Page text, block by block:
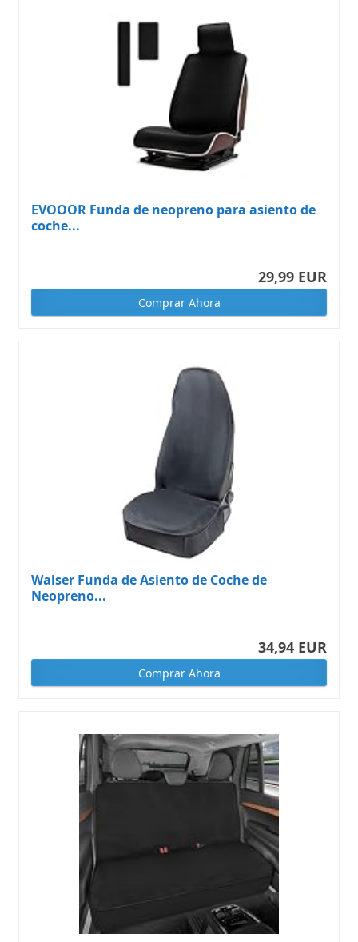
EVOOOR Funda de neopreno para asiento de
coche...
29,99 EUR
Comprar Ahora
Walser Funda de Asiento de Coche de
Neopreno...
34,94 EUR
Comprar Ahora